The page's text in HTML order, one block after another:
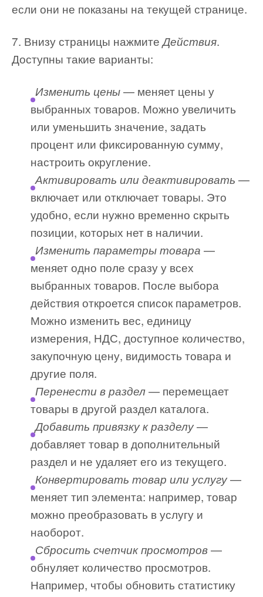
если они не показаны на текущей странице.
7. Внизу страницы нажмитеДействия.
Доступны такие варианты:
Изменить цены— меняет цены у
выбранных товаров. Можно увеличить
или уменьшить значение, задать
процент или фиксированную сумму,
настроить округление.
Активировать или деактивировать —
включает или отключает товары. Это
удобно, если нужно временно скрыть
позиции, которых нет в наличии.
Изменить параметры товара —
меняет одно поле сразу у всех
выбранных товаров. После выбора
действия откроется список параметров.
Можно изменить вес, единицу
измерения, НДС, доступное количество,
закупочную цену, видимость товара и
другие поля.
Перенести в раздел— перемещает
товары в другой раздел каталога.
Добавить привязку к разделу—
добавляет товар в дополнительный
раздел и не удаляет его из текущего.
Конвертировать товар или услугу—
меняет тип элемента: например, товар
можно преобразовать в услугу и
наоборот.
Сбросить счетчик просмотров—
обнуляет количество просмотров.
Например, чтобы обновить статистику